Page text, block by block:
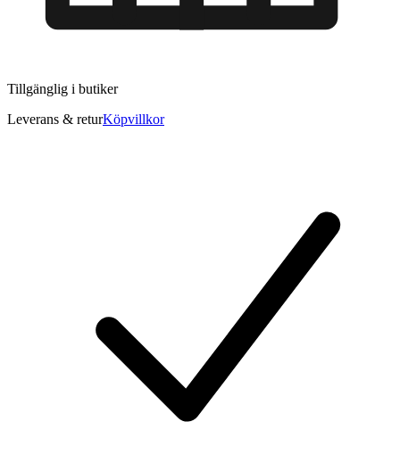
Tillgänglig i butiker
Leverans & returKöpvillkor